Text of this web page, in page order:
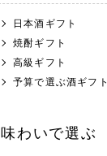
日本酒ギフト
焼酎ギフト
高級ギフト
予算で選ぶ酒ギフト
味わいで選ぶ